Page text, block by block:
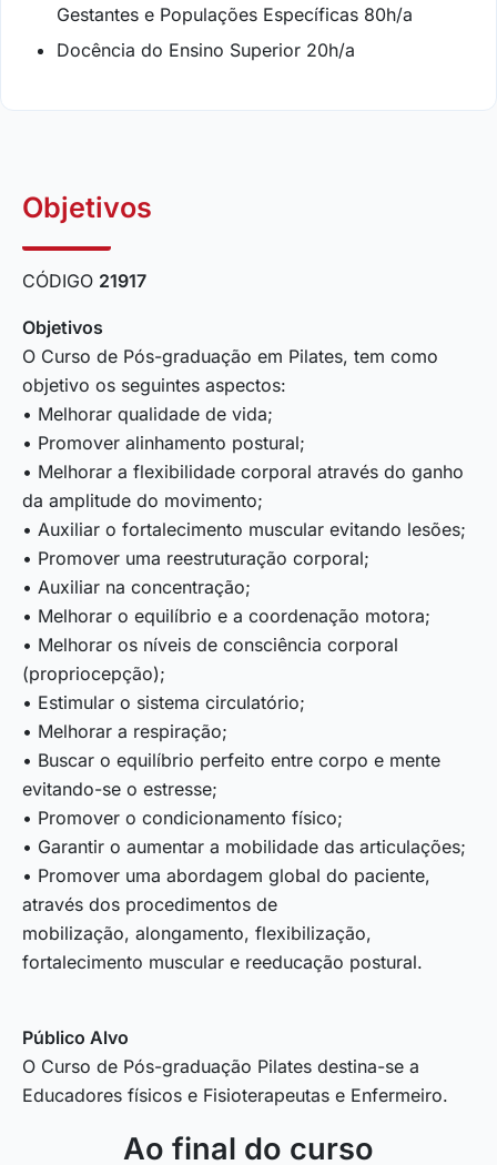
Gestantes e Populações Específicas 80h/a
Docência do Ensino Superior 20h/a
Objetivos
CÓDIGO 21917
Objetivos
O Curso de Pós-graduação em Pilates, tem como
objetivo os seguintes aspectos:
• Melhorar qualidade de vida;
• Promover alinhamento postural;
• Melhorar a flexibilidade corporal através do ganho
da amplitude do movimento;
• Auxiliar o fortalecimento muscular evitando lesões;
• Promover uma reestruturação corporal;
• Auxiliar na concentração;
• Melhorar o equilíbrio e a coordenação motora;
• Melhorar os níveis de consciência corporal
(propriocepção);
• Estimular o sistema circulatório;
• Melhorar a respiração;
• Buscar o equilíbrio perfeito entre corpo e mente
evitando-se o estresse;
• Promover o condicionamento físico;
• Garantir o aumentar a mobilidade das articulações;
• Promover uma abordagem global do paciente,
através dos procedimentos de
mobilização, alongamento, flexibilização,
fortalecimento muscular e reeducação postural.
Público Alvo
O Curso de Pós-graduação Pilates destina-se a
Educadores físicos e Fisioterapeutas e Enfermeiro.
Ao final do curso